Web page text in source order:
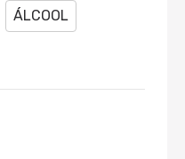
ÁLCOOL